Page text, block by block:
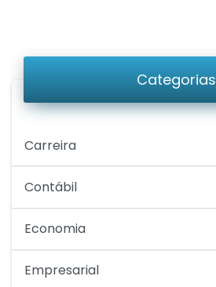
Categorias
Carreira
Contábil
Economia
Empresarial